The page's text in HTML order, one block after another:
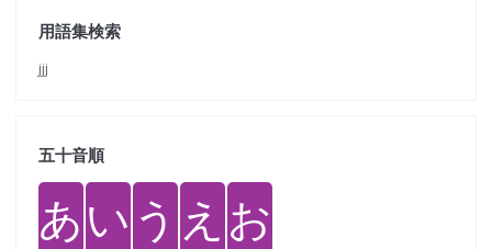
用語集検索
jjj
五十音順
あい う え お